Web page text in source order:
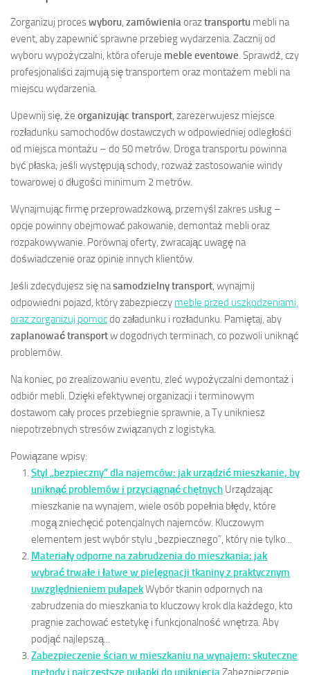
Zorganizuj proceswyboru, zamówieniaoraztransportu mebli na
event, aby zapewnić sprawne przebieg wydarzenia. Zacznij od
wyboru wypożyczalni, która oferuje meble eventowe. Sprawdź, czy
profesjonaliści zajmują się transportem oraz montażem mebli na
miejscu wydarzenia.
Upewnij się, że organizując transport, zarezerwujesz miejsce
rozładunku samochodów dostawczych w odpowiedniej odległości
od miejsca montażu – do 50 metrów. Droga transportu powinna
być płaska; jeśli występują schody, rozważ zastosowanie windy
towarowej o długości minimum 2 metrów.
Wynajmując firmę przeprowadzkową, przemyśl zakres usług –
opcje powinny obejmować pakowanie, demontaż mebli oraz
rozpakowywanie. Porównaj oferty, zwracając uwagę na
doświadczenie oraz opinie innych klientów.
Jeśli zdecydujesz się nasamodzielny transport, wynajmij
odpowiedni pojazd, który zabezpieczy meble przed uszkodzeniami,
oraz zorganizuj pomocdo załadunku i rozładunku. Pamiętaj, aby
zaplanować transportw dogodnych terminach, co pozwoli uniknąć
problemów.
Na koniec, po zrealizowaniu eventu, zleć wypożyczalni demontaż i
odbiór mebli. Dzięki efektywnej organizacji i terminowym
dostawom cały proces przebiegnie sprawnie, a Ty unikniesz
niepotrzebnych stresów związanych z logistyka.
Powiązane wpisy:
Styl „bezpieczny” dla najemców: jak urządzić mieszkanie, by
uniknąć problemów i przyciągnąć chętnych Urządzając
mieszkanie na wynajem, wiele osób popełnia błędy, które
mogą zniechęcić potencjalnych najemców. Kluczowym
elementem jest wybór stylu „bezpiecznego”, który nie tylko...
Materiały odporne na zabrudzenia do mieszkania: jak
wybrać trwałe i łatwe w pielęgnacji tkaniny z praktycznym
uwzględnieniem pułapekWybór tkanin odpornych na
zabrudzenia do mieszkania to kluczowy krok dla każdego, kto
pragnie zachować estetykę i funkcjonalność wnętrza. Aby
podjąć najlepszą...
Zabezpieczenie ścian w mieszkaniu na wynajem: skuteczne
metody i najczęstsze pułapki do uniknięcia Zabezpieczenie